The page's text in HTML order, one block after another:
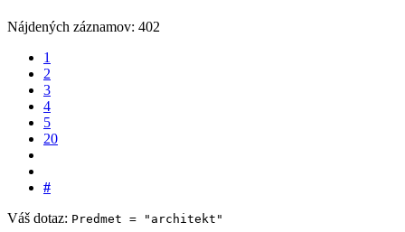
Nájdených záznamov: 402
1
2
3
4
5
20
#
Váš dotaz: Predmet = "architekt"